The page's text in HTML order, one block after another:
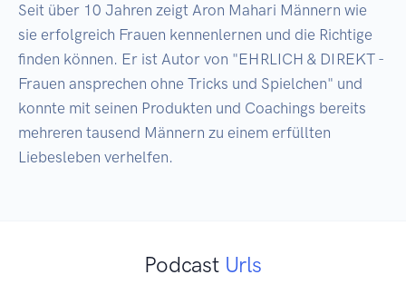
Seit über 10 Jahren zeigt Aron Mahari Männern wie
sie erfolgreich Frauen kennenlernen und die Richtige
finden können. Er ist Autor von "EHRLICH & DIREKT -
Frauen ansprechen ohne Tricks und Spielchen" und
konnte mit seinen Produkten und Coachings bereits
mehreren tausend Männern zu einem erfüllten
Liebesleben verhelfen.
Podcast Urls